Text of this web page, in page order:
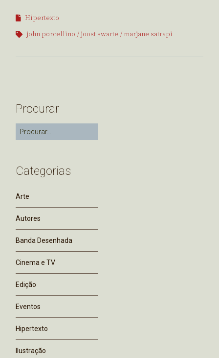
Hipertexto
john porcellino
joost swarte marjane satrapi
Procurar
Categorias
Arte
Autores
Banda Desenhada
Cinema e TV
Edição
Eventos
Hipertexto
Ilustração